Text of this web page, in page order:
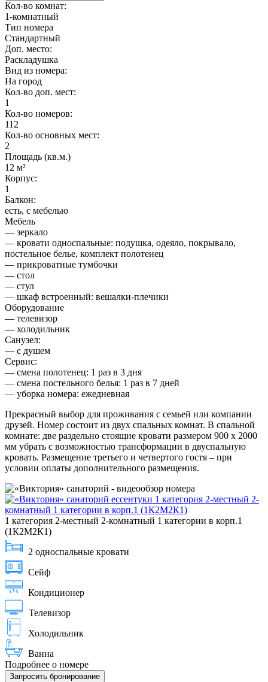
Кол-во комнат:
1-комнатный
Тип номера
Стандартный
Доп. место:
Раскладушка
Вид из номера:
На город
Кол-во доп. мест:
1
Кол-во номеров:
112
Кол-во основных мест:
2
Площадь (кв.м.)
12 м²
Корпус:
1
Балкон:
есть, с мебелью
Мебель
— зеркало
— кровати односпальные: подушка, одеяло, покрывало,
постельное белье, комплект полотенец
— прикроватные тумбочки
— стол
— стул
— шкаф встроенный: вешалки-плечики
Оборудование
— телевизор
— холодильник
Санузел:
— с душем
Сервис:
— смена полотенец: 1 раз в 3 дня
— смена постельного белья: 1 раз в 7 дней
— уборка номера: ежедневная
Прекрасный выбор для проживания с семьей или компании
друзей. Номер состоит из двух спальных комнат. В спальной
комнате: две раздельно стоящие кровати размером 900 х 2000
мм убрать с возможностью трансформации в двуспальную
кровать. Размещение третьего и четвертого гостя – при
условии оплаты дополнительного размещения.
1 категория 2-местный 2-комнатный 1 категории в корп.1
(1К2М2К1)
2 односпальные кровати
Сейф
Кондиционер
Телевизор
Холодильник
Ванна
Подробнее о номере
Запросить бронирование